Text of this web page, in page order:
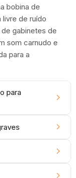
bobina de
livre de ruído
gabinetes de
som carnudo e
para a
para